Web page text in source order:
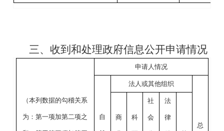
三、收到和处理政府信息公开申请情况
（本列数据的勾稽关系
为：第一项加第二项之
申请人情况
自
法人或其他组织
总
商 科
社
会
法
律